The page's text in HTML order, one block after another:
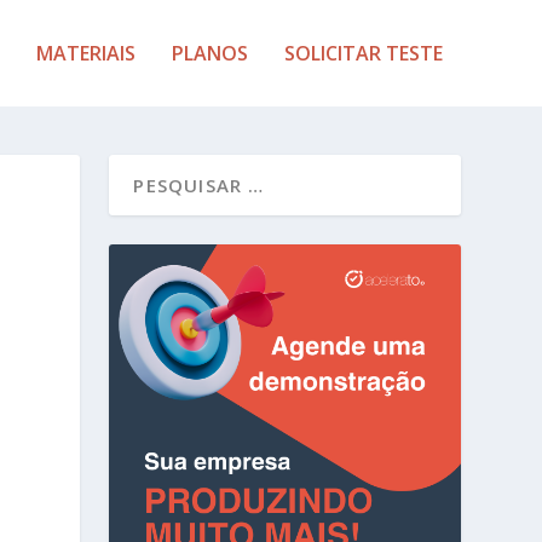
MATERIAIS PLANOS SOLICITAR TESTE